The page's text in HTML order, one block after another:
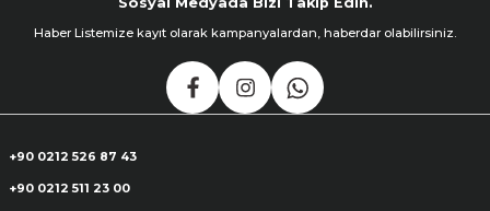
Haber Listemize kayıt olarak kampanyalardan, haberdar olabilirsiniz.
+90 0212 526 87 43
+90 0212 511 23 00